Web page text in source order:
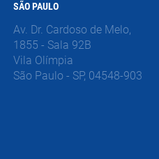
SÃO PAULO
Av. Dr. Cardoso de Melo,
1855 - Sala 92B
Vila Olímpia
São Paulo - SP, 04548-903